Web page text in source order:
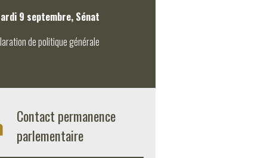
9 septembre, Sénat
de politique générale
Contact permanence
parlementaire